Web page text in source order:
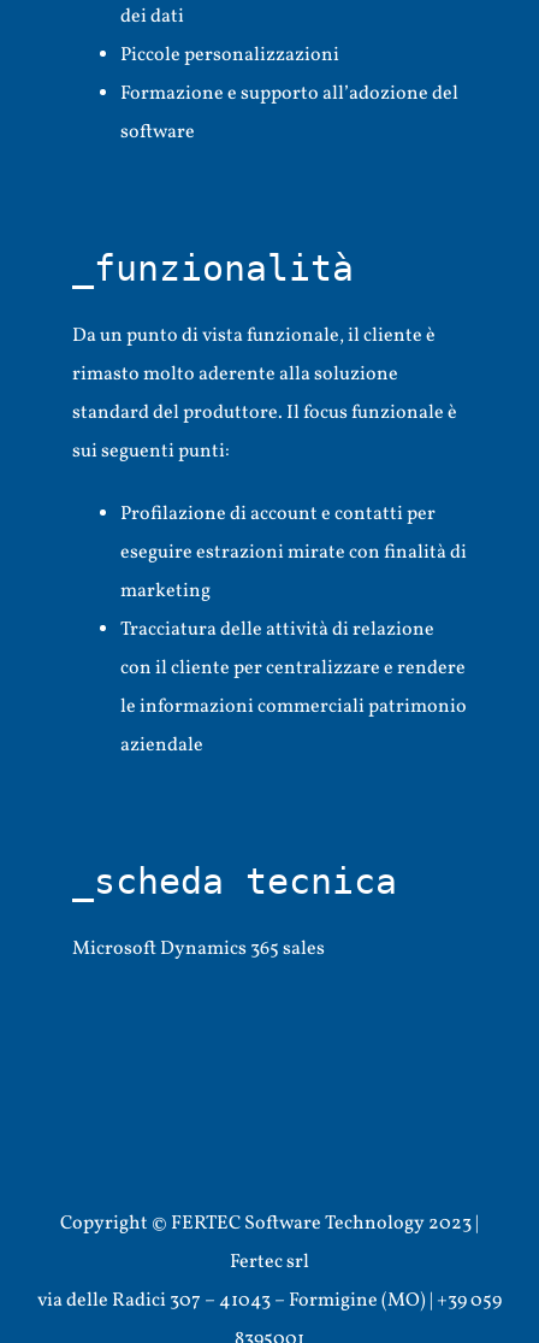
dei dati
Piccole personalizzazioni
Formazione e supporto all’adozione del
software
_funzionalità
Da un punto di vista funzionale, il cliente è
rimasto molto aderente alla soluzione
standard del produttore. Il focus funzionale è
sui seguenti punti:
Profilazione di account e contatti per
eseguire estrazioni mirate con finalità di
marketing
Tracciatura delle attività di relazione
con il cliente per centralizzare e rendere
le informazioni commerciali patrimonio
aziendale
_scheda tecnica
Microsoft Dynamics 365 sales
Copyright © FERTEC Software Technology 2023 |
Fertec srl
via delle Radici 307 – 41043 – Formigine (MO) | +39 059